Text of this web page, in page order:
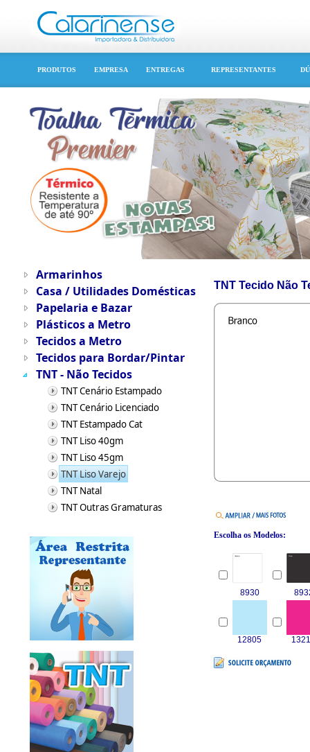
PRODUTOS EMPRESA ENTREGAS REPRESENTANTES
Armarinhos
Casa / Utilidades Domésticas
Papelaria e Bazar
Plásticos a Metro
Tecidos a Metro
Tecidos para Bordar/Pintar
TNT - Não Tecidos
TNT Cenário Estampado
TNT Cenário Licenciado
TNT Estampado Cat
TNT Liso 40gm
TNT Liso 45gm
TNT Liso Varejo
TNT Natal
TNT Outras Gramaturas
TNT Tecido Não
Escolha os Modelos:
8930
12805